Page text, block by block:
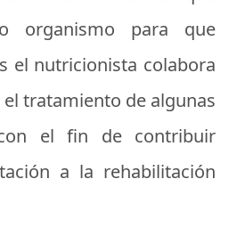
organismo para que
el nutricionista colabora
tratamiento de algunas
con el fin de contribuir
a la rehabilitación